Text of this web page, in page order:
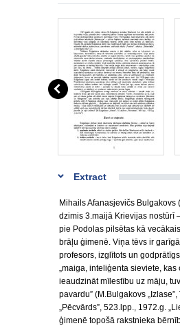
Extract
Mihails Afanasjevičs Bulgakovs
dzimis 3.maijā Krievijas nostūrī
pie Podolas pilsētas kā
brāļu ģimenē. Viņa tēvs ir
profesors, izglītots un
„maiga, inteliģenta sieviete, kas
ieaudzināt mīlestību uz māju,
pavardu” (M.Bulgakovs
„Pēcvārds”, 523.lpp., 1972.g.
ģimenē topošā rakstnieka